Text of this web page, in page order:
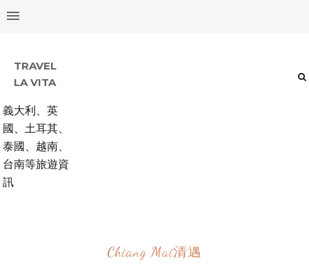
TRAVEL
LA VITA
義大利、英
國、土耳其、
泰國、越南、
台南等旅遊資
訊
Chiang Mai清邁